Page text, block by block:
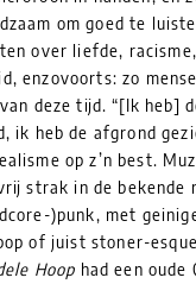
om goed te
over liefde,
enzovoorts: zo
deze tijd. “[Ik heb]
ik heb de afgrond
op z’n best.
strak in de bekende
)punk, met
of juist stoner-
Hoop had een oude